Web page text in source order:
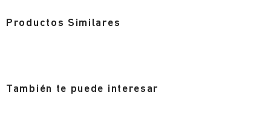
Productos Similares
También te puede interesar